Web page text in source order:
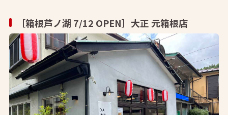
［箱根芦ノ湖 7/12 OPEN］大正 元箱根店